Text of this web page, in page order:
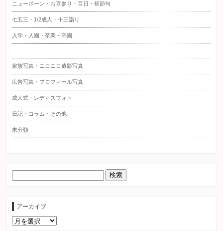
ニューボーン・お宮参り・百日・初節句
七五三・1/2成人・十三詣り
入学・入園・卒業・卒園
家族写真・ニコニコ遺影写真
広告写真・プロフィール写真
成人式・レディスフォト
日記・コラム・その他
未分類
アーカイブ
ア
ー